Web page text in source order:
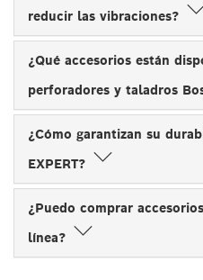
reducir las vibraciones?
¿Qué accesorios están
perforadores y taladros
¿Cómo garantizan su
EXPERT?
¿Puedo comprar
línea?